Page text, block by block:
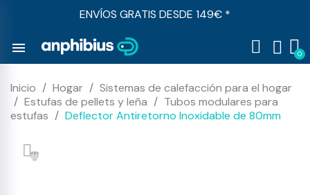
ENVÍOS GRATIS DESDE 149€ *
menu
Inicio Hogar
Sistemas de calefacción para el hogar
Estufas de pellets y leña
Tubos modulares para
estufas
Deflector Antiretorno Inoxidable de 80mm